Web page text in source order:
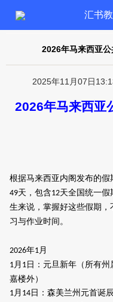
汇书
2026年马来西亚公
2025年11月07日
2026年马来西亚
根据马来西亚 内阁发布的假
49天，包含12天全国统一假
生来说，掌握好这些假期
习与作业时间。
2026年1月
1月 1 日：元旦新年（所有
嘉楼外）
1月 14 日：森美兰州元首诞